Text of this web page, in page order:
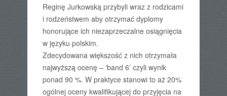
Reginę Jurkowską przybyli wraz z rodzicami
i rodzeństwem aby otrzymać dyplomy
honorujące ich niezaprzeczalne osiągnięcia
w języku polskim.
Zdecydowana większość z nich otrzymała
najwyższą ocenę – ‘band 6’ czyli wynik
ponad 90 %. W praktyce stanowi to aż 20%
ogólnej oceny kwalifikującej do przyjęcia na